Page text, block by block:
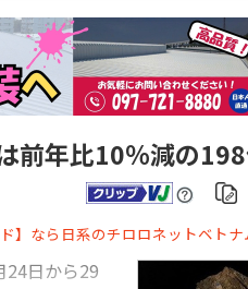
前年比10％減の
】なら日系のチロロネットベトナ
日から29